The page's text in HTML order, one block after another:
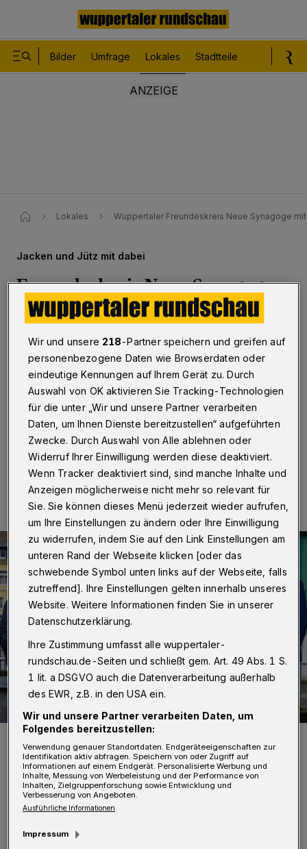
Bilder Umfrage Lokales Stadtteile
Lokales Wuppertaler Freundeskreis Neue Synagoge
Jacken und Jütz mit dabei
Freundeskreis Neue Synagoge
mit neuem Vorstand
Wuppertal·Der seit 1996 bestehende Freundeskreis
Neue Synagoge hat einen neuen Vorstand. Neu dabei
sind Pfarrer i.R. Werner Jacken als Vorsitzender sowie
Axel Jütz (Vorstand Stadtsparkasse) als Schatzmeister
und Pastoralreferent Dr. Werner Kleine als Schriftführer.
Horst Sassin bleibt zweiter Vorsitzender.
23.04.2024 , 12:30 Uhr Eine Minute Lesezeit
Oben von li.: Dr. Werner Kleine, Horst Sassin, Bruno Hensel, Werner
Jacken, Lukas Twardowski. Unten von li.: Dr. Stefan Kühn, Sigrid
Runkel, Dr. Ulrike Schrader, Leonid Goldberg. Nicht dabei: Jürgen
Däumer, Axel Jütz, Ruth Tutzinger und Prof. Ernst-Andreas Ziegler.
Foto: Andreas Fischer
Wir und unsere 218-Partner speichern und greifen auf
personenbezogene Daten wie Browserdaten oder
eindeutige Kennungen auf Ihrem Gerät zu. Durch
Auswahl von OK aktivieren Sie Tracking-Technologien
für die unter „Wir und unsere Partner verarbeiten
Daten, um Ihnen Dienste bereitzustellen“ aufgeführten
Zwecke. Durch Auswahl von Alle ablehnen oder
Widerruf Ihrer Einwilligung werden diese deaktiviert.
Wenn Tracker deaktiviert sind, sind manche Inhalte und
Anzeigen möglicherweise nicht mehr so relevant für
Sie. Sie können dieses Menü jederzeit wieder aufrufen,
um Ihre Einstellungen zu ändern oder Ihre Einwilligung
zu widerrufen, indem Sie auf den Link Einstellungen am
unteren Rand der Webseite klicken [oder das
schwebende Symbol unten links auf der Webseite, falls
zutreffend]. Ihre Einstellungen gelten innerhalb unseres
Website. Weitere Informationen finden Sie in unserer
Datenschutzerklärung.
Ihre Zustimmung umfasst alle wuppertaler-
rundschau.de-Seiten und schließt gem. Art. 49 Abs. 1 S.
1 lit. a DSGVO auch die Datenverarbeitung außerhalb
des EWR, z.B. in den USA ein.
Wir und unsere Partner verarbeiten Daten, um
Folgendes bereitzustellen:
Verwendung genauer Standortdaten. Endgeräteeigenschaften zur
Identifikation aktiv abfragen. Speichern von oder Zugriff auf
Informationen auf einem Endgerät. Personalisierte Werbung und
Inhalte, Messung von Werbeleistung und der Performance von
Inhalten, Zielgruppenforschung sowie Entwicklung und
Verbesserung von Angeboten.
Ausführliche Informationen
Impressum